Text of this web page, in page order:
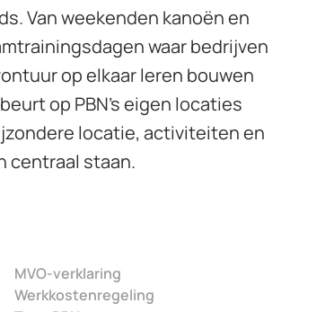
Van weekenden kanoën en
waar bedrijven
op elkaar leren bouwen
op PBN’s eigen locaties
locatie, activiteiten en
centraal staan.
MVO-verklaring
Werkkostenregeling